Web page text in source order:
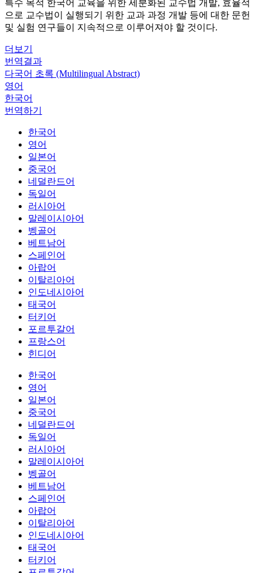
특수 목적 한국어 교육을 위한 세분화된 교수법 개발, 효율적
으로 교수법이 실행되기 위한 교과 과정 개발 등에 대한 문헌
및 실험 연구들이 지속적으로 이루어져야 할 것이다.
더보기
번역결과
다국어 초록 (Multilingual Abstract)
영어
한국어
번역하기
한국어
영어
일본어
중국어
네덜란드어
독일어
러시아어
말레이시아어
벵골어
베트남어
스페인어
아랍어
이탈리아어
인도네시아어
태국어
터키어
포르투갈어
프랑스어
힌디어
한국어
영어
일본어
중국어
네덜란드어
독일어
러시아어
말레이시아어
벵골어
베트남어
스페인어
아랍어
이탈리아어
인도네시아어
태국어
터키어